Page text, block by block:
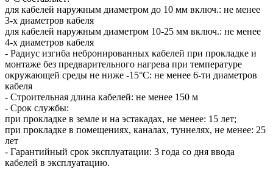
для кабелей наружным диаметром до 10 мм включ.: не менее
3-х диаметров кабеля
для кабелей наружным диаметром 10-25 мм включ.: не менее
4-х диаметров кабеля
- Радиус изгиба небронированных кабелей при прокладке и
монтаже без предварительного нагрева при температуре
окружающей среды не ниже -15°С: не менее 6-ти диаметров
кабеля
- Строительная длина кабелей: не менее 150 м
- Срок службы:
при прокладке в земле и на эстакадах, не менее: 15 лет;
при прокладке в помещениях, каналах, туннелях, не менее: 25
лет
- Гарантийный срок эксплуатации: 3 года со дня ввода
кабелей в эксплуатацию.